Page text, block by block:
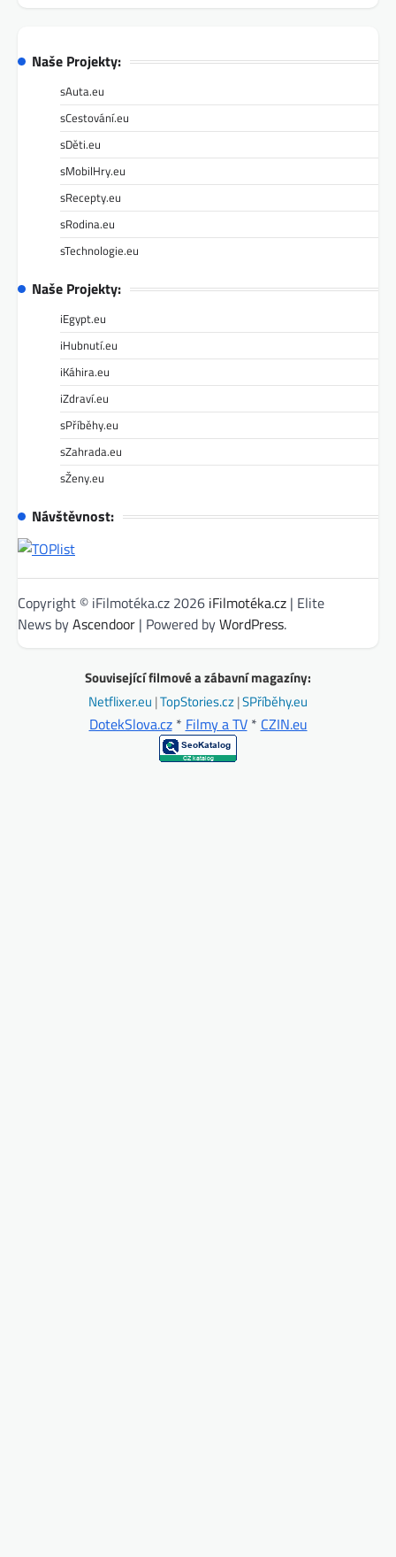
Naše Projekty:
sAuta.eu
sCestování.eu
sDěti.eu
sMobilHry.eu
sRecepty.eu
sRodina.eu
sTechnologie.eu
Naše Projekty:
iEgypt.eu
iHubnutí.eu
iKáhira.eu
iZdraví.eu
sPříběhy.eu
sZahrada.eu
sŽeny.eu
Návštěvnost:
Copyright © iFilmotéka.cz 2026 iFilmotéka.cz | Elite
News byAscendoor | Powered byWordPress.
Související filmové a zábavní magazíny:
Netflixer.eu |TopStories.cz|SPříběhy.eu
DotekSlova.cz* Filmy a TV* CZIN.eu